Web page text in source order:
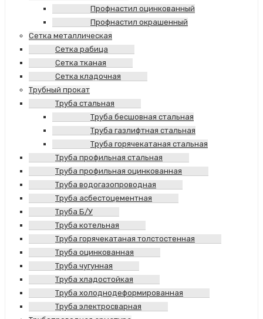
Профнастил оцинкованный
Профнастил окрашенный
Сетка металлическая
Сетка рабица
Сетка тканая
Сетка кладочная
Трубный прокат
Труба стальная
Труба бесшовная стальная
Труба газлифтная стальная
Труба горячекатаная стальная
Труба профильная стальная
Труба профильная оцинкованная
Труба водогазопроводная
Труба асбестоцементная
Труба Б/У
Труба котельная
Труба горячекатаная толстостенная
Труба оцинкованная
Труба чугунная
Труба хладостойкая
Труба холоднодеформированная
Труба электросварная